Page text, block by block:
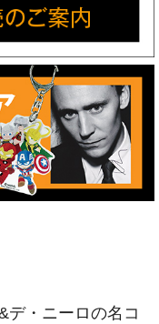
デ・ニーロの名コ